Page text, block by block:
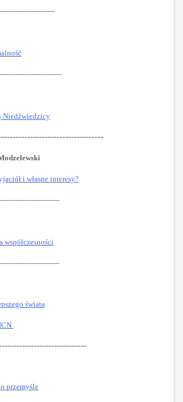
Niedźwiedzicy
i własne interesy?
współczesności
świata
przemyśle